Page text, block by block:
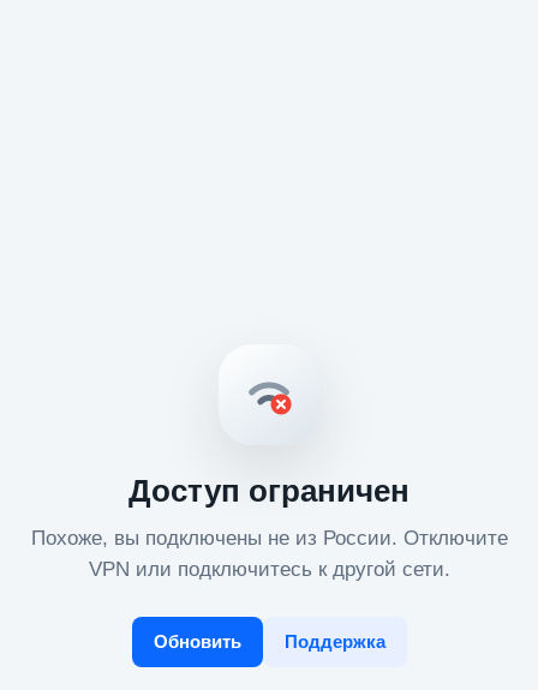
Доступ ограничен
Похоже, вы подключены не из России. Отключите
VPN или подключитесь к другой сети.
Обновить Поддержка